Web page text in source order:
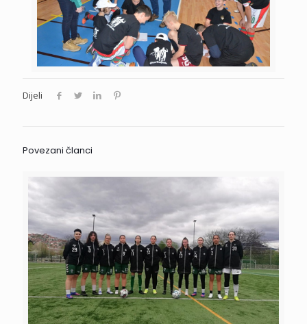
Dijeli
Povezani članci